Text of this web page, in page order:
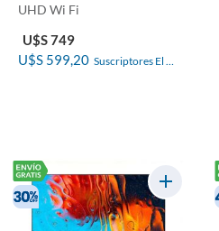
UHD Wi Fi
U$S 749
U$S 599,20 Suscriptores El